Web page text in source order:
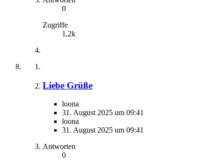
0
Zugriffe
1,2k
Liebe Grüße
loona
31. August 2025 um 09:41
loona
31. August 2025 um 09:41
Antworten
0